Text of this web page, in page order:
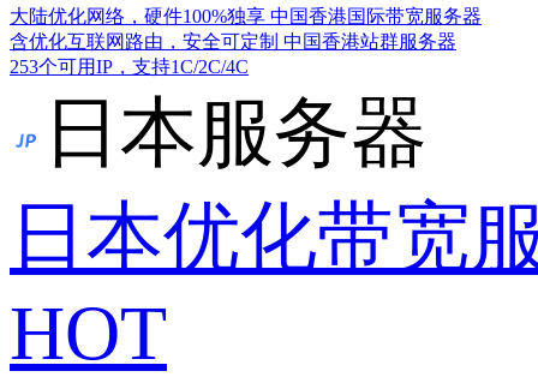
大陆优化网络，硬件100%独享 中国香港国际带宽服务器
含优化互联网路由，安全可定制 中国香港站群服务器
253个可用IP，支持1C/2C/4C
日本服务器
日本优化带宽
HOT